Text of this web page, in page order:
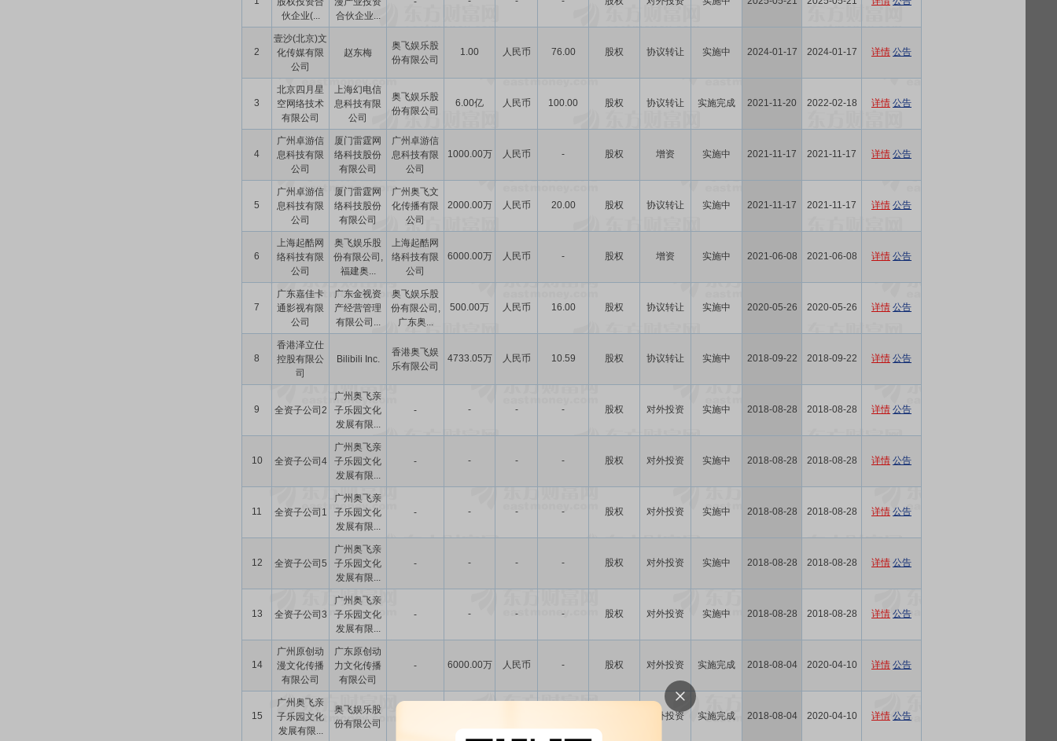
伙企业(...
合伙企业...
2
壹沙(北京)文
化传媒有限
公司
赵东梅
奥飞娱乐股
份有限公司
1.00 人民币 76.00 股权 协议转让 实施中 2024-01-17 2024-01-17 详情 公告
3
北京四月星
空网络技术
有限公司
上海幻电信
息科技有限
公司
奥飞娱乐股
份有限公司
6.00亿 人民币 100.00 股权 协议转让 实施完成 2021-11-20 2022-02-18 详情 公告
4
广州卓游信
息科技有限
公司
厦门雷霆网
络科技股份
有限公司
广州卓游信
息科技有限
公司
1000.00万 人民币 - 股权 增资 实施中 2021-11-17 2021-11-17 详情 公告
5
广州卓游信
息科技有限
公司
厦门雷霆网
络科技股份
有限公司
广州奥飞文
化传播有限
公司
2000.00万 人民币 20.00 股权 协议转让 实施中 2021-11-17 2021-11-17 详情 公告
6
上海起酷网
络科技有限
公司
奥飞娱乐股
份有限公司,
福建奥...
上海起酷网
络科技有限
公司
6000.00万 人民币 - 股权 增资 实施中 2021-06-08 2021-06-08 详情 公告
7
广东嘉佳卡
通影视有限
公司
广东金视资
产经营管理
有限公司...
奥飞娱乐股
份有限公司,
广东奥...
500.00万 人民币 16.00 股权 协议转让 实施中 2020-05-26 2020-05-26 详情 公告
8
香港泽立仕
控股有限公
司
Bilibili Inc.
香港奥飞娱
乐有限公司
4733.05万 人民币 10.59 股权 协议转让 实施中 2018-09-22 2018-09-22 详情 公告
9 全资子公司2
广州奥飞亲
子乐园文化
发展有限...
- - - - 股权 对外投资 实施中 2018-08-28 2018-08-28 详情 公告
10 全资子公司4
广州奥飞亲
子乐园文化
发展有限...
- - - - 股权 对外投资 实施中 2018-08-28 2018-08-28 详情 公告
11 全资子公司1
广州奥飞亲
子乐园文化
发展有限...
- - - - 股权 对外投资 实施中 2018-08-28 2018-08-28 详情 公告
12 全资子公司5
广州奥飞亲
子乐园文化
发展有限...
- - - - 股权 对外投资 实施中 2018-08-28 2018-08-28 详情 公告
13 全资子公司3
广州奥飞亲
子乐园文化
发展有限...
- - - - 股权 对外投资 实施中 2018-08-28 2018-08-28 详情 公告
14
广州原创动
漫文化传播
有限公司
广东原创动
力文化传播
有限公司
- 6000.00万 人民币 - 股权 对外投资 实施完成 2018-08-04 2020-04-10 详情 公告
15
广州奥飞亲
子乐园文化
发展有限...
奥飞娱乐股
份有限公司
对外投资 实施完成 2018-08-04 2020-04-10 详情 公告